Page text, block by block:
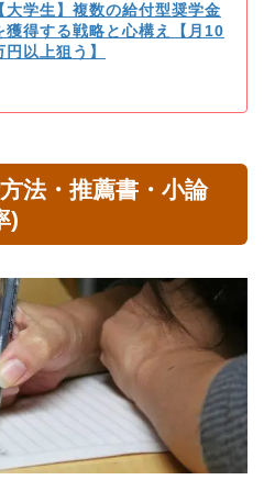
大学生】複数の給付型奨学金
獲得する戦略と心構え【月10
円以上狙う】
法・推薦書・小論
)